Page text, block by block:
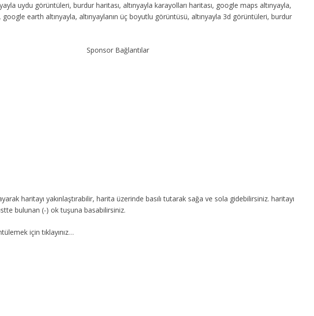
uydu görüntüleri, burdur haritası, altınyayla karayolları haritası, google maps altınyayla,
google earth altınyayla, altınyaylanın üç boyutlu görüntüsü, altınyayla 3d görüntüleri, burdur
Sponsor Bağlantılar
haritayı yakınlaştırabilir, harita üzerinde basılı tutarak sağa ve sola gidebilirsiniz. haritayı
bulunan (-) ok tuşuna basabilirsiniz.
için tıklayınız…